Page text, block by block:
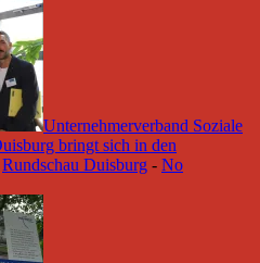
Unternehmerverband Soziale
bringt sich in den
Rundschau Duisburg - No